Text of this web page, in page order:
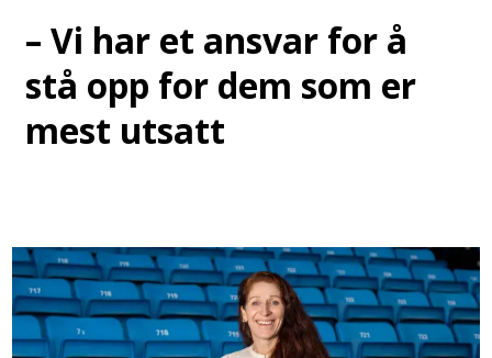
– Vi har et ansvar for å
stå opp for dem som er
mest utsatt